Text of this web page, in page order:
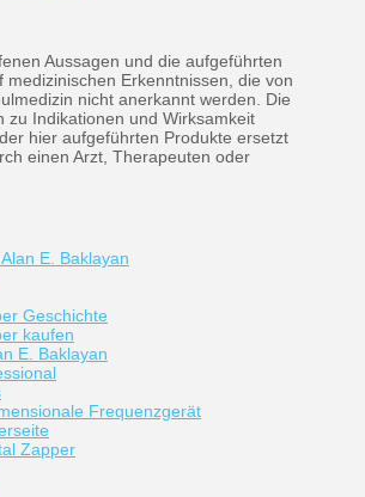
Aussagen und die aufgeführten
medizinischen Erkenntnissen, die von
nicht anerkannt werden. Die
zu Indikationen und Wirksamkeit
hier aufgeführten Produkte ersetzt
einen Arzt, Therapeuten oder
E. Baklayan
Geschichte
kaufen
E. Baklayan
Frequenzgerät
Zapper